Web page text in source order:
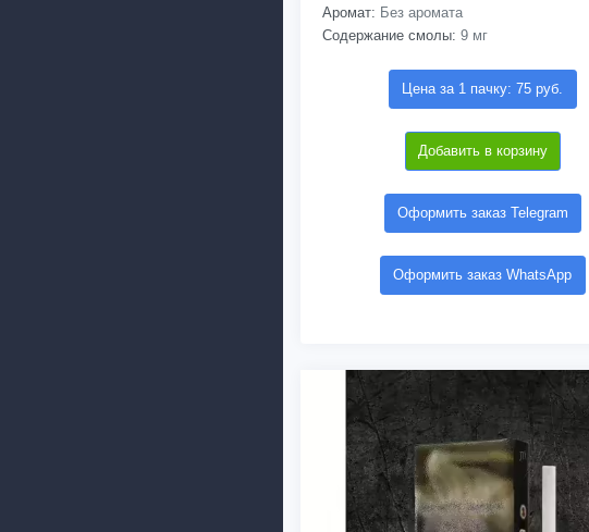
Аромат: Без аромата
Содержание смолы: 9 мг
Цена за 1 пачку: 75 руб.
Добавить в корзину
Оформить заказ Telegram
Оформить заказ WhatsApp